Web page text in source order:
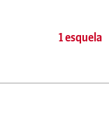
1 esquela